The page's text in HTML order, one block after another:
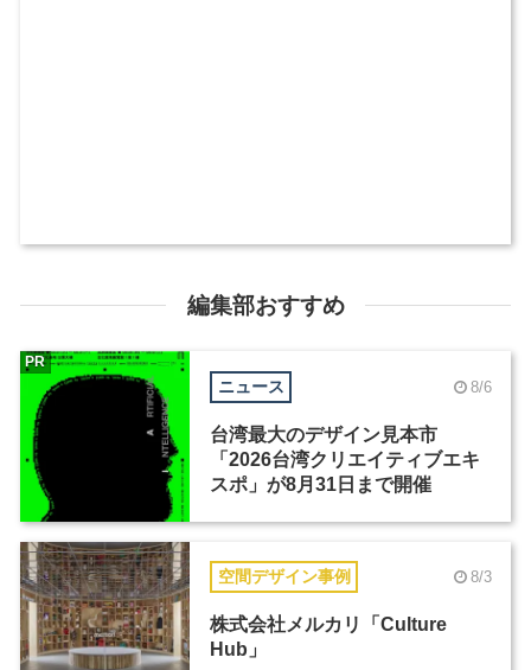
編集部おすすめ
ニュース 8/6
台湾最大のデザイン見本市
「2026台湾クリエイティブエキ
スポ」が8月31日まで開催
PR
空間デザイン事例 8/3
株式会社メルカリ「Culture
Hub」